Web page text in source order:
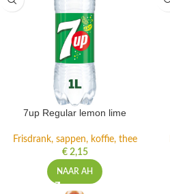
7up Regular lemon lime
Frisdrank, sappen, koffie, thee
€2,15
NAAR AH